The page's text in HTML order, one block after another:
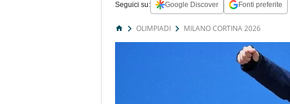
Seguici su: Google Discover Fonti preferite
OLIMPIADI MILANO CORTINA 2026